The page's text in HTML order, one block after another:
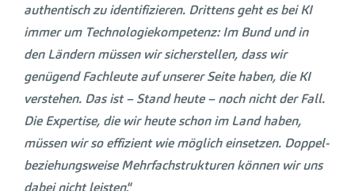
authentisch zu identifizieren. Drittens geht es bei KI
immer um Technologiekompetenz: Im Bund und in
den Ländern müssen wir sicherstellen, dass wir
genügend Fachleute auf unserer Seite haben, die KI
verstehen. Das ist – Stand heute – noch nicht der Fall.
Die Expertise, die wir heute schon im Land haben,
müssen wir so effizient wie möglich einsetzen. Doppel-
beziehungsweise Mehrfachstrukturen können wir uns
dabei nicht leisten.“